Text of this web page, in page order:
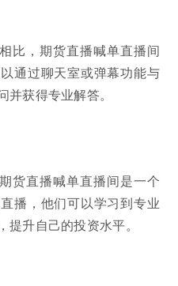
比，期货直播喊单直播间
通过聊天室或弹幕功能与
获得专业解答。
货直播喊单直播间是一个
播，他们可以学习到专业
升自己的投资水平。